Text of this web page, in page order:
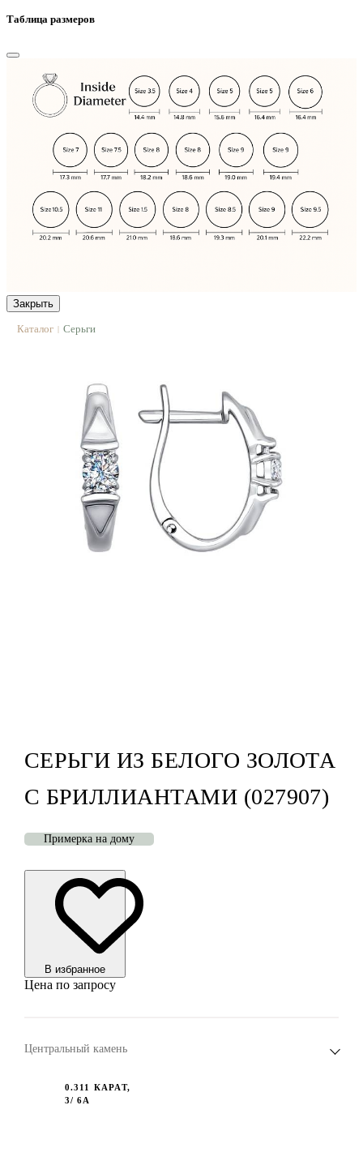
Таблица размеров
Закрыть
Каталог | Серьги
СЕРЬГИ ИЗ БЕЛОГО ЗОЛОТА
С БРИЛЛИАНТАМИ (027907)
Примерка на дому
В избранноe
Цена по запросу
Центральный камень
0.311 КАРАТ,
3/ 6А